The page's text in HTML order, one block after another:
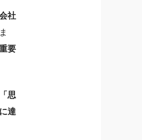
社
要
思
達